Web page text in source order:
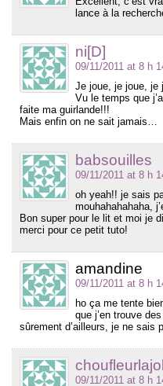
lance à la
ni[D]
09/11/2011 at 8 h
Je joue, je joue, je
Vu le temps que
faite ma guirlande!!!
Mais enfin on ne sait jamais…
babsouilles
09/11/2011 at 8 h
oh yeah!! je sais
mouhahahahaha,
Bon super pour le lit et moi je
merci pour ce petit tuto!
amandine
09/11/2011 at 8 h
ho ça me tente
que j’en trouve
sûrement d’ailleurs, je ne
09/11/2011 at 8 h